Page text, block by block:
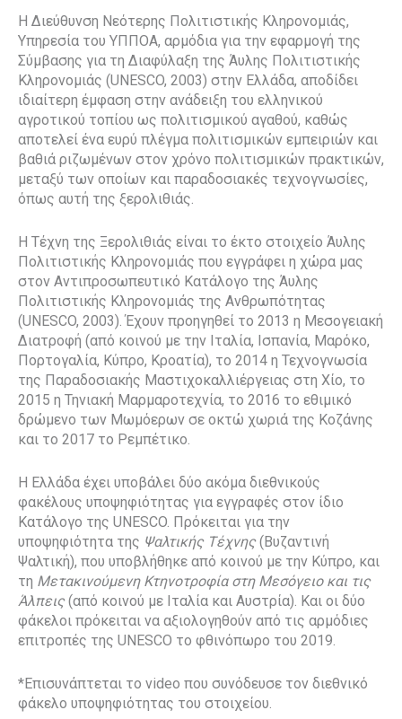
Η Διεύθυνση Νεότερης Πολιτιστικής Κληρονομιάς,
Υπηρεσία του ΥΠΠΟΑ, αρμόδια για την εφαρμογή της
Σύμβασης για τη Διαφύλαξη της Άυλης Πολιτιστικής
Κληρονομιάς (UNESCO, 2003) στην Ελλάδα, αποδίδει
ιδιαίτερη έμφαση στην ανάδειξη του ελληνικού
αγροτικού τοπίου ως πολιτισμικού αγαθού, καθώς
αποτελεί ένα ευρύ πλέγμα πολιτισμικών εμπειριών και
βαθιά ριζωμένων στον χρόνο πολιτισμικών πρακτικών,
μεταξύ των οποίων και παραδοσιακές τεχνογνωσίες,
όπως αυτή της ξερολιθιάς.
Η Τέχνη της Ξερολιθιάς είναι το έκτο στοιχείο Άυλης
Πολιτιστικής Κληρονομιάς που εγγράφει η χώρα μας
στον Αντιπροσωπευτικό Κατάλογο της Άυλης
Πολιτιστικής Κληρονομιάς της Ανθρωπότητας
(UNESCO, 2003). Έχουν προηγηθεί το 2013 η Μεσογειακή
Διατροφή (από κοινού με την Ιταλία, Ισπανία, Μαρόκο,
Πορτογαλία, Κύπρο, Κροατία), το 2014 η Τεχνογνωσία
της Παραδοσιακής Μαστιχοκαλλιέργειας στη Χίο, το
2015 η Τηνιακή Μαρμαροτεχνία, το 2016 το εθιμικό
δρώμενο των Μωμόερων σε οκτώ χωριά της Κοζάνης
και το 2017 το Ρεμπέτικο.
Η Ελλάδα έχει υποβάλει δύο ακόμα διεθνικούς
φακέλους υποψηφιότητας για εγγραφές στον ίδιο
Κατάλογο της UNESCO. Πρόκειται για την
υποψηφιότητα της Ψαλτικής Τέχνης(Βυζαντινή
Ψαλτική), που υποβλήθηκε από κοινού με την Κύπρο, και
τη Μετακινούμενη Κτηνοτροφία στη Μεσόγειο και τις
Άλπεις(από κοινού με Ιταλία και Αυστρία). Και οι δύο
φάκελοι πρόκειται να αξιολογηθούν από τις αρμόδιες
επιτροπές της UNESCO το φθινόπωρο του 2019.
*Επισυνάπτεται το video που συνόδευσε τον διεθνικό
φάκελο υποψηφιότητας του στοιχείου.